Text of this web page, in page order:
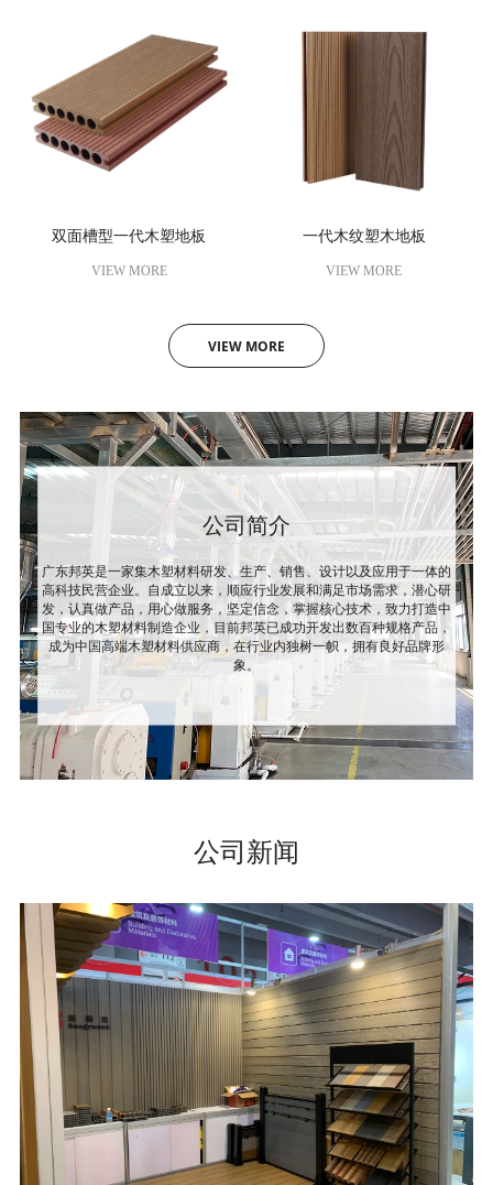
双面槽型一代木塑地板
VIEW MORE
一代木纹塑木地板
VIEW MORE
VIEW MORE
公司简介
广东邦英是一家集木塑材料研发、生产、销售、设计以及应用于一体的
高科技民营企业。自成立以来，顺应行业发展和满足市场需求，潜心研
发，认真做产品，用心做服务，坚定信念，掌握核心技术，致力打造中
国专业的木塑材料制造企业，目前邦英已成功开发出数百种规格产品，
成为中国高端木塑材料供应商，在行业内独树一帜，拥有良好品牌形
象。
公司新闻